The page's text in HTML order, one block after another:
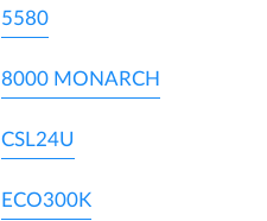
5580
8000 MONARCH
CSL24U
ECO300K